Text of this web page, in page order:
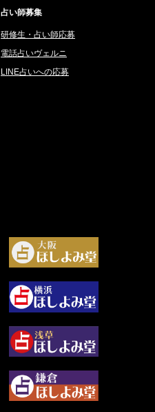
占い師募集
研修生・占い師応募
電話占いヴェルニ
LINE占いへの応募